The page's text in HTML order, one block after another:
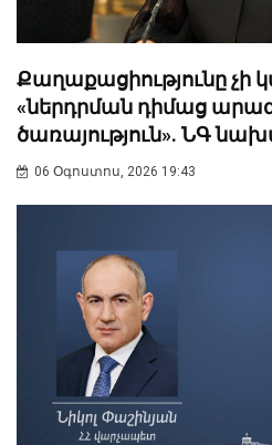
Քաղաքացիությունը չի
«ներդրման դիմաց
ծառայություն». ՆԳ
06 Օգոստոս, 2026 19:43